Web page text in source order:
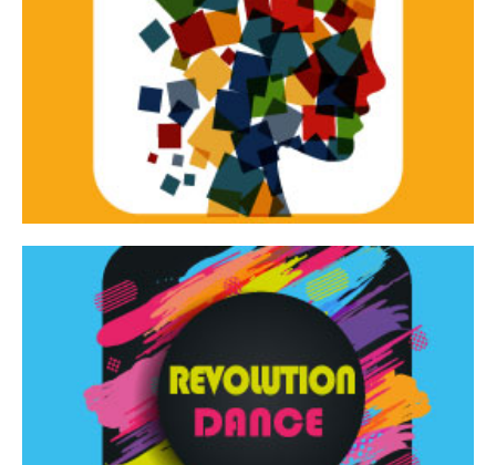
Tracce dinamiche
Tracce Dinamiche è una rassegna di teatro
d’innovazione e sperimentale.
Continua
Revolution Dance
Rassegna di danza contemporanea – I Edizione